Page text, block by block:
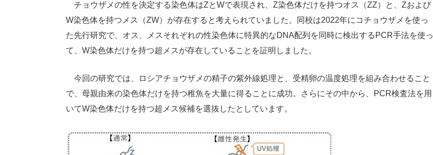
チョウザメの性を決定する染色体はZとWで表現され、Z染色体だけを持つオス（ZZ）と、Zおよび
W染色体を持つメス（ZW）が存在すると考えられていました。同校は2022年にコチョウザメを使っ
た先行研究で、オス、メスそれぞれの性染色体に特異的なDNA配列を同時に検出するPCR手法を使っ
て、W染色体だけを持つ超メスが存在していることを証明しました。
今回の研究では、ロシアチョウザメの精子の紫外線処理と、受精卵の温度処理を組み合わせること
で、母親由来の染色体だけを持つ稚魚を大量に得ることに成功。さらにその中から、PCR検査法を用
いてW染色体だけを持つ超メス候補を選抜したとしています。